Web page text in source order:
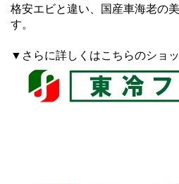
格安エビと違い、国産車海老の
す。
▼さらに詳しくはこちらのショ